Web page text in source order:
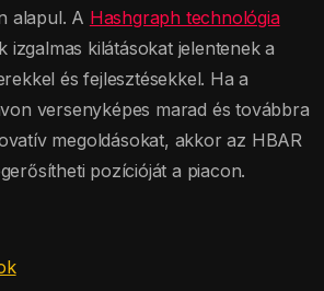
alapul. A Hashgraph technológia
izgalmas kilátásokat jelentenek a
és fejlesztésekkel. Ha a
versenyképes marad és továbbra
megoldásokat, akkor az HBAR
pozícióját a piacon.